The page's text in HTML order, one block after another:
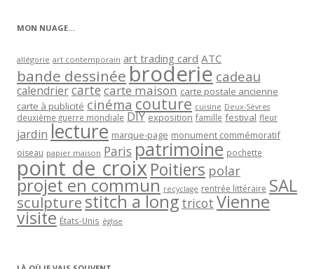
MON NUAGE…
allégorie art contemporain art trading card ATC
bande dessinée broderie cadeau
calendriercartecarte maison carte postale ancienne
carte à publicité cinéma couture cuisine Deux-Sèvres
deuxième guerre mondiale DIY exposition famille festival fleur
jardin lecture marque-page monument commémoratif
oiseau papier maison Paris patrimoine pochette
point de croixPoitiers polar
projet en commun recyclage rentrée littéraire SAL
sculpturestitch a long tricot Vienne
visite États-Unis église